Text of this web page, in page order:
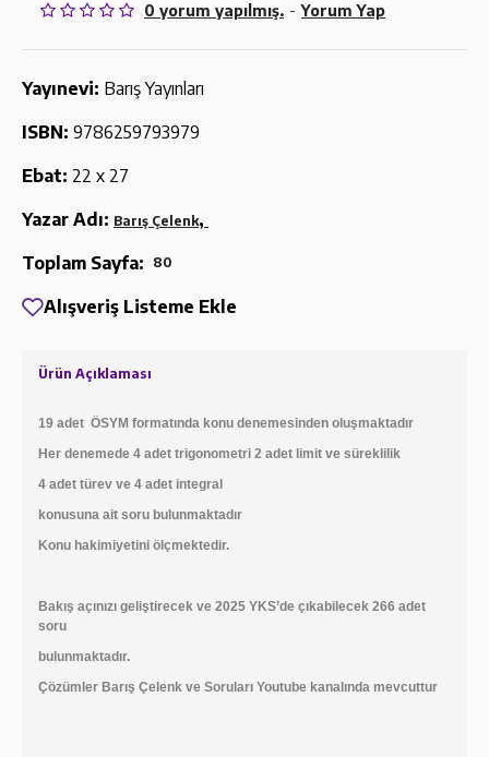
Yayınevi: Barış Yayınları
ISBN: 9786259793979
Ebat: 22 x 27
Yazar Adı: Barış Çelenk,
Toplam Sayfa:
80
Alışveriş Listeme Ekle
0 yorum yapılmış. - Yorum Yap
Ürün Açıklaması
19 adet ÖSYM formatında konu denemesinden oluşmaktadır
Her denemede 4 adet trigonometri 2 adet limit ve süreklilik
4 adet türev ve 4 adet integral
konusuna ait soru bulunmaktadır
Konu hakimiyetini ölçmektedir.
Bakış açınızı geliştirecek ve 2025 YKS’de çıkabilecek 266 adet
soru
bulunmaktadır.
Çözümler Barış Çelenk ve Soruları Youtube kanalında mevcuttur